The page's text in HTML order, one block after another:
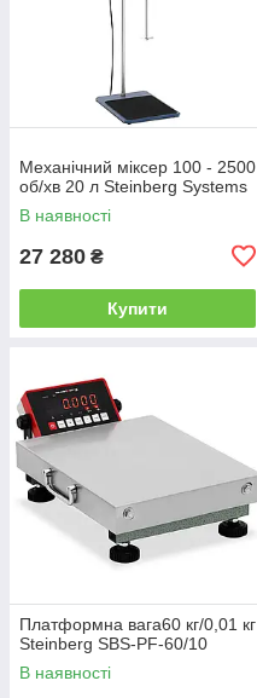
Механічний міксер 100 - 2500
об/хв 20 л Steinberg Systems
В наявності
27 280 ₴
Купити
Платформна вага60 кг/0,01 кг
Steinberg SBS-PF-60/10
В наявності